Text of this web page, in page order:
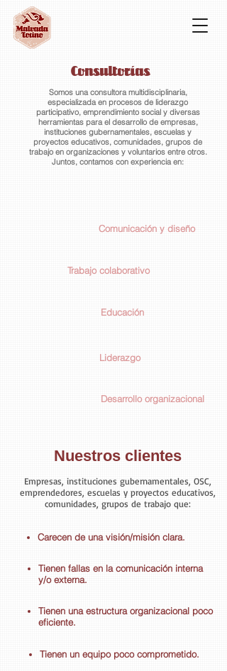
Consultorías
Somos una consultora multidisciplinaria,
especializada en procesos de liderazgo
participativo, emprendimiento social y diversas
herramientas para el desarrollo de empresas,
instituciones gubernamentales, escuelas y
proyectos educativos, comunidades, grupos de
trabajo en organizaciones y voluntarios entre otros.
Juntos, contamos con experiencia en:
Comunicación y diseño
Trabajo colaborativo
Educación
Liderazgo
Desarrollo organizacional
Nuestros clientes
Empresas, instituciones gubernamentales, OSC,
emprendedores, escuelas y proyectos educativos,
comunidades, grupos de trabajo que:
Carecen de una visión/misión clara.
Tienen fallas en la comunicación interna
y/o externa.
Tienen una estructura organizacional poco
eficiente.
Tienen un equipo poco comprometido.